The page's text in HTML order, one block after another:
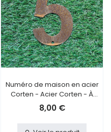
Numéro de maison en acier
Corten - Acier Corten - À
coller - 5
8,00 €